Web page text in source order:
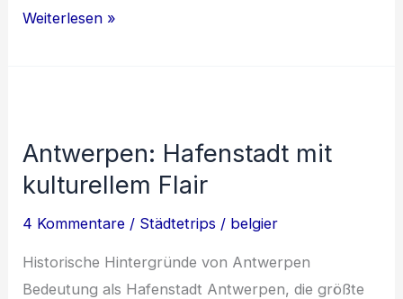
Faszination
Kulinarik
Weiterlesen »
Antwerpen: Hafenstadt mit
kulturellem Flair
4 Kommentare / Städtetrips / belgier
Historische Hintergründe von Antwerpen
Bedeutung als Hafenstadt Antwerpen, die größte